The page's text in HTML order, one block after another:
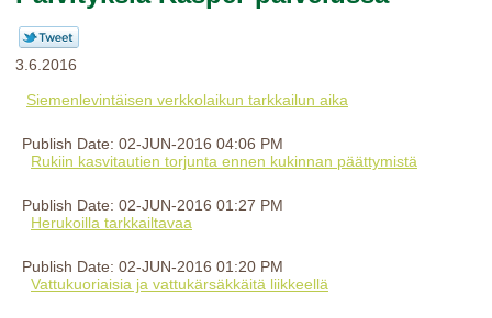
3.6.2016
Siemenlevintäisen verkkolaikun tarkkailun aika
Publish Date: 02-JUN-2016 04:06 PM
Rukiin kasvitautien torjunta ennen kukinnan päättymistä
Publish Date: 02-JUN-2016 01:27 PM
Herukoilla tarkkailtavaa
Publish Date: 02-JUN-2016 01:20 PM
Vattukuoriaisia ja vattukärsäkkäitä liikkeellä